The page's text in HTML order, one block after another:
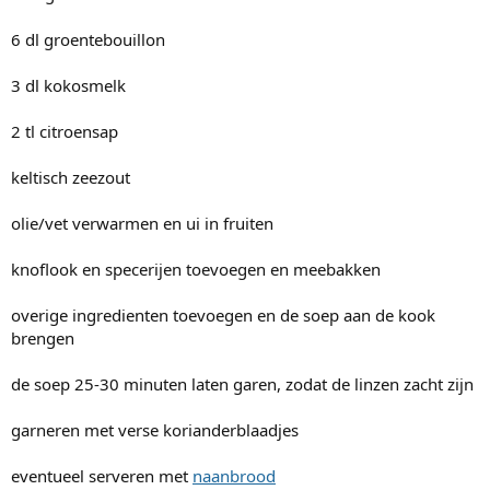
6 dl groentebouillon
3 dl kokosmelk
2 tl citroensap
keltisch zeezout
olie/vet verwarmen en ui in fruiten
knoflook en specerijen toevoegen en meebakken
overige ingredienten toevoegen en de soep aan de kook
brengen
de soep 25-30 minuten laten garen, zodat de linzen zacht zijn
garneren met verse korianderblaadjes
eventueel serveren met naanbrood